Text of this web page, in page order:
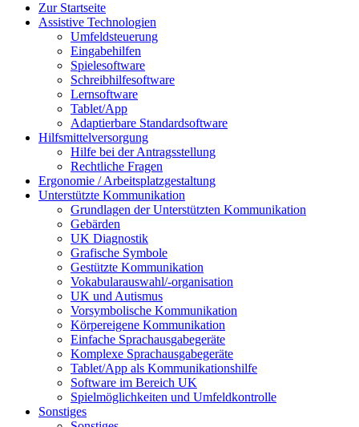
Zur Startseite
Assistive Technologien
Umfeldsteuerung
Eingabehilfen
Spielesoftware
Schreibhilfesoftware
Lernsoftware
Tablet/App
Adaptierbare Standardsoftware
Hilfsmittelversorgung
Hilfe bei der Antragsstellung
Rechtliche Fragen
Ergonomie / Arbeitsplatzgestaltung
Unterstützte Kommunikation
Grundlagen der Unterstützten Kommunikation
Gebärden
UK Diagnostik
Grafische Symbole
Gestützte Kommunikation
Vokabularauswahl/-organisation
UK und Autismus
Vorsymbolische Kommunikation
Körpereigene Kommunikation
Einfache Sprachausgabegeräte
Komplexe Sprachausgabegeräte
Tablet/App als Kommunikationshilfe
Software im Bereich UK
Spielmöglichkeiten und Umfeldkontrolle
Sonstiges